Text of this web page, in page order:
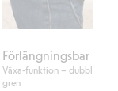
Förlängningsbar
Växa-funktion – dubbla
gren